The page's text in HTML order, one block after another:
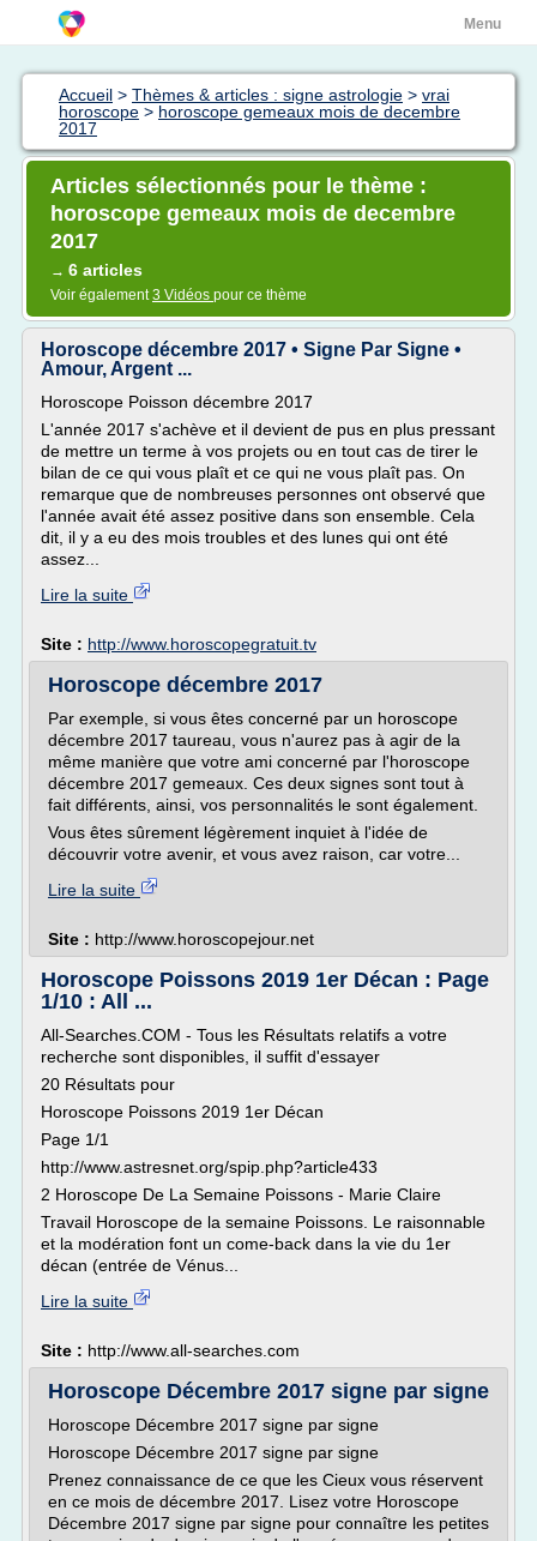
Menu
Accueil > Thèmes & articles : signe astrologie > vrai
horoscope > horoscope gemeaux mois de decembre
2017
Articles sélectionnés pour le thème :
horoscope gemeaux mois de decembre
2017
→ 6 articles
Voir également3 Vidéos pour ce thème
Horoscope décembre 2017 • Signe Par Signe •
Amour, Argent ...
Horoscope Poisson décembre 2017
L'année 2017 s'achève et il devient de pus en plus pressant
de mettre un terme à vos projets ou en tout cas de tirer le
bilan de ce qui vous plaît et ce qui ne vous plaît pas. On
remarque que de nombreuses personnes ont observé que
l'année avait été assez positive dans son ensemble. Cela
dit, il y a eu des mois troubles et des lunes qui ont été
assez...
Lire la suite
Site : http://www.horoscopegratuit.tv
Horoscope décembre 2017
Par exemple, si vous êtes concerné par un horoscope
décembre 2017 taureau, vous n'aurez pas à agir de la
même manière que votre ami concerné par l'horoscope
décembre 2017 gemeaux. Ces deux signes sont tout à
fait différents, ainsi, vos personnalités le sont également.
Vous êtes sûrement légèrement inquiet à l'idée de
découvrir votre avenir, et vous avez raison, car votre...
Lire la suite
Site : http://www.horoscopejour.net
Horoscope Poissons 2019 1er Décan : Page
1/10 : All ...
All-Searches.COM - Tous les Résultats relatifs a votre
recherche sont disponibles, il suffit d'essayer
20 Résultats pour
Horoscope Poissons 2019 1er Décan
Page 1/1
http://www.astresnet.org/spip.php?article433
2 Horoscope De La Semaine Poissons - Marie Claire
Travail Horoscope de la semaine Poissons. Le raisonnable
et la modération font un come-back dans la vie du 1er
décan (entrée de Vénus...
Lire la suite
Site : http://www.all-searches.com
Horoscope Décembre 2017 signe par signe
Horoscope Décembre 2017 signe par signe
Horoscope Décembre 2017 signe par signe
Prenez connaissance de ce que les Cieux vous réservent
en ce mois de décembre 2017. Lisez votre Horoscope
Décembre 2017 signe par signe pour connaître les petites